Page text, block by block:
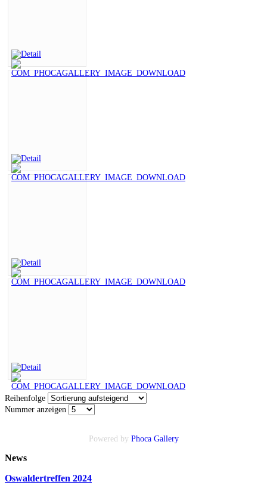
Reihenfolge
Nummer anzeigen
Powered by Phoca Gallery
News
Oswaldertreffen 2024